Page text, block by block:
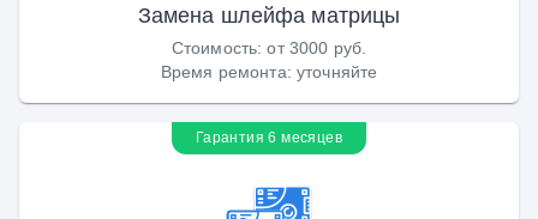
Замена шлейфа матрицы
Стоимость:от 3000 руб.
Время ремонта: уточняйте
Гарантия 6 месяцев